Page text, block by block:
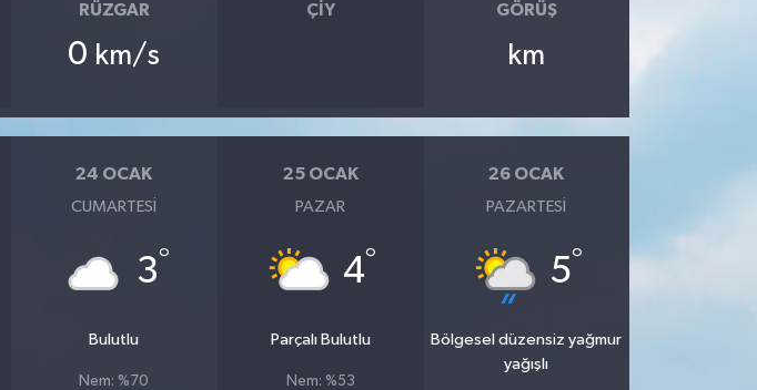
RÜZGAR
0 km/s
ÇIY GÖRÜŞ
km
24 OCAK
CUMARTESI
3°
Bulutlu
Nem: %70
25 OCAK
PAZAR
4°
Parçalı Bulutlu
Nem: %53
26 OCAK
PAZARTESI
5°
Bölgesel düzensiz yağmur
yağışlı